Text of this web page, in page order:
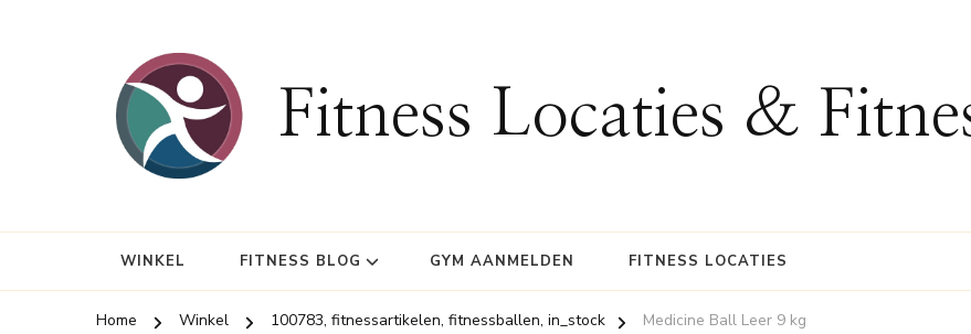
Fitness Locaties &
WINKEL FITNESS BLOG GYM AANMELDEN FITNESS LOCATIES
Home Winkel 100783, fitnessartikelen, fitnessballen, in_stock Medicine Ball Leer 9 kg